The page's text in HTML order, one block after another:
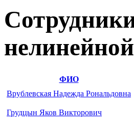
ФИО
Врублевская Надежда Рональдовна
Грудцын Яков Викторович